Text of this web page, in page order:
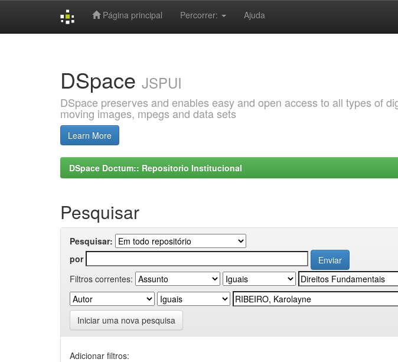
Página principal Percorrer: Ajuda
DSpace JSPUI
DSpace preserves and enables easy and open access to all types of
moving images, mpegs and data sets
Learn More
DSpace Doctum:: Repositorio Institucional
Pesquisar
Pesquisar:
por
Filtros correntes:
Iniciar uma nova pesquisa
Adicionar filtros: